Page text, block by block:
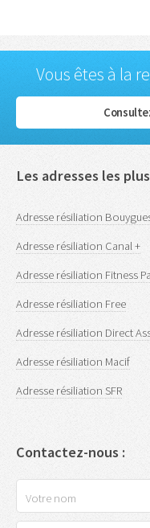
Vous êtes à la
Les adresses les
Adresse résiliation
Adresse résiliation Canal +
Adresse résiliation Fitness
Adresse résiliation Free
Adresse résiliation Direct
Adresse résiliation Macif
Adresse résiliation SFR
Contactez-nous :